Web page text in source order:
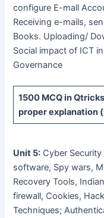
configure E-mall
Receiving e-mails,
Books. Uploading/
Social impact of ICT
Governance
1500 MCQin
proper explanation
Unit 5: Cyber
software, Spy wars,
Recovery Tools,
firewall, Cookies,
Techniques;